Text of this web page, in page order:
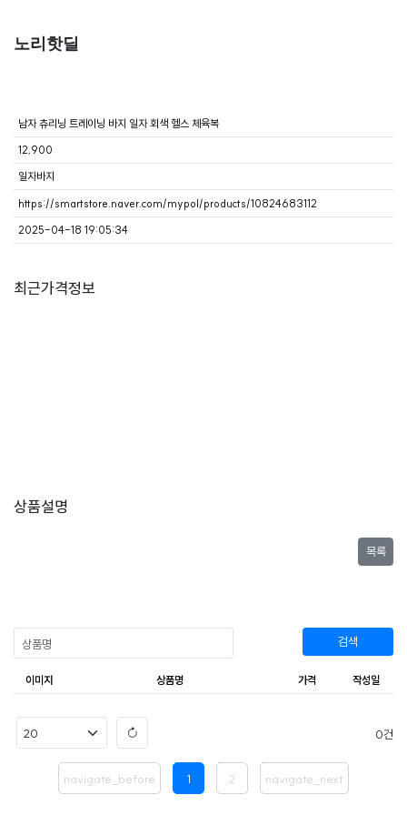
노리핫딜
남자 츄리닝 트레이닝 바지 일자 회색 헬스 체육복
12,900
일자바지
https://smartstore.naver.com/mypol/products/10824683112
2025-04-18 19:05:34
최근가격정보
상품설명
목록
검색
이미지 상품명 가격 작성일
navigate_before 1 2 navigate_next
0